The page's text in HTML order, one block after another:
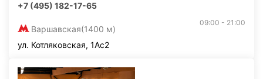
+7 (495) 182-17-65
Варшавская(1400 м)
09:00 - 21:00
ул. Котляковская, 1Ас2